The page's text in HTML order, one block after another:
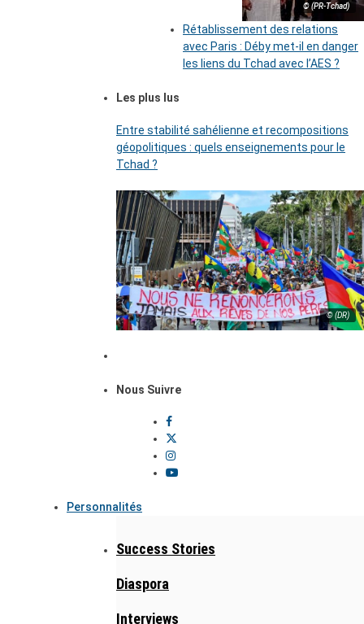
© (PR-Tchad)
Rétablissement des relations
avec Paris : Déby met-il en danger
les liens du Tchad avec l’AES ?
Les plus lus
Entre stabilité sahélienne et recompositions
géopolitiques : quels enseignements pour le
Tchad ?
© (DR)
Nous Suivre
Personnalités
Success Stories
Diaspora
Interviews